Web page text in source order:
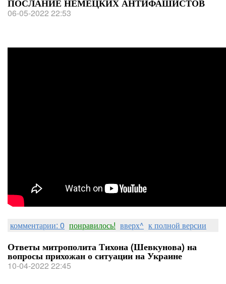
ПОСЛАНИЕ НЕМЕЦКИХ АНТИФАШИСТОВ
06-05-2022 22:53
комментарии: 0 понравилось! вверх^ к полной версии
Ответы митрополита Тихона (Шевкунова) на
вопросы прихожан о ситуации на Украине
10-04-2022 22:45